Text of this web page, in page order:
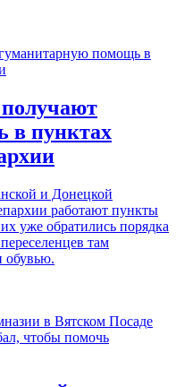
в пунктах
и Донецкой
работают пункты
уже обратились порядка
там
обувью.